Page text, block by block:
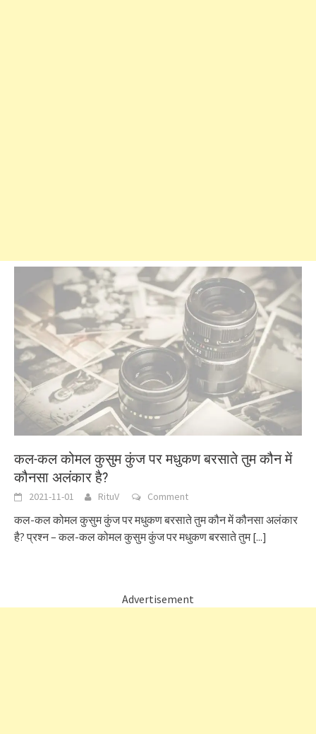
कल-कल कोमल कुसुम कुंज पर मधुकण बरसाते तुम कौन में
कौनसा अलंकार है?
2021-11-01 RituV Comment
कल-कल कोमल कुसुम कुंज पर मधुकण बरसाते तुम कौन में कौनसा अलंकार
है? प्रश्न – कल-कल कोमल कुसुम कुंज पर मधुकण बरसाते तुम[...]
Advertisement